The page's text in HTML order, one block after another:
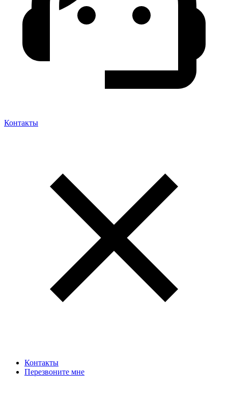
Контакты
Контакты
Перезвоните мне